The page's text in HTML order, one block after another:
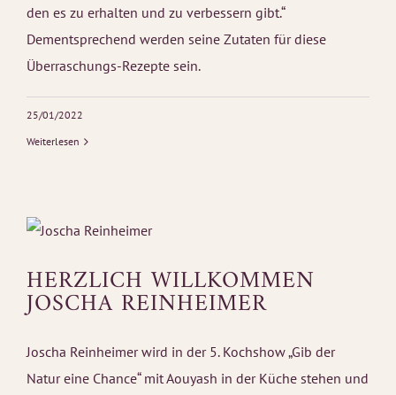
den es zu erhalten und zu verbessern gibt.“
Dementsprechend werden seine Zutaten für diese
Überraschungs-Rezepte sein.
25/01/2022
Weiterlesen
HERZLICH WILLKOMMEN
JOSCHA REINHEIMER
Joscha Reinheimer wird in der 5. Kochshow „Gib der
Natur eine Chance“ mit Aouyash in der Küche stehen und